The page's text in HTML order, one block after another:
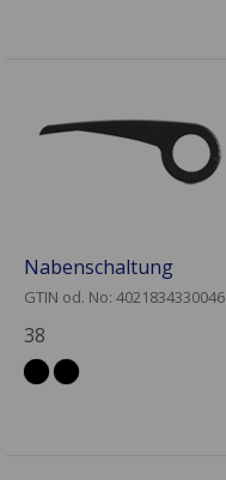
Nabenschaltung
GTIN od. No: 4021834330046
38